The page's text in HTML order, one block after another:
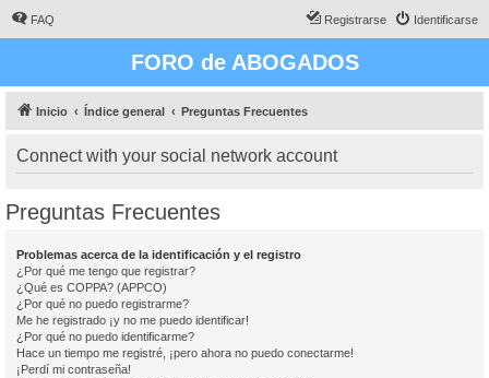
FAQ Identificarse
Registrarse
FORO de ABOGADOS
Inicio Índice general Preguntas Frecuentes
Connect with your social network account
Preguntas Frecuentes
Problemas acerca de la identificación y el registro
¿Por qué me tengo que registrar?
¿Qué es COPPA? (APPCO)
¿Por qué no puedo registrarme?
Me he registrado ¡y no me puedo identificar!
¿Por qué no puedo identificarme?
Hace un tiempo me registré, ¡pero ahora no puedo conectarme!
¡Perdí mi contraseña!